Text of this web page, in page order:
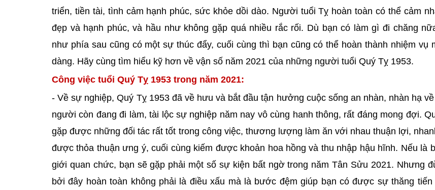
triển, tiền tài, tình cảm hạnh phúc, sức khỏe dồi dào. Người tuổi Tỵ hoàn toàn có thể cảm
đẹp và hạnh phúc, và hầu như không gặp quá nhiều rắc rối. Dù bạn có làm gì đi chăng
như phía sau cũng có một sự thúc đẩy, cuối cùng thì bạn cũng có thể hoàn thành nhiệm vụ
dàng. Hãy cùng tìm hiểu kỹ hơn về vận số năm 2021 của những người tuổi Quý Tỵ 1953.
Công việc tuổi Quý Tỵ 1953 trong năm 2021:
- Về sự nghiệp, Quý Tỵ 1953 đã về hưu và bắt đầu tận hưởng cuộc sống an nhàn, nhàn hạ
người còn đang đi làm, tài lộc sự nghiệp năm nay vô cùng hanh thông, rất đáng mong đợi.
gặp được những đối tác rất tốt trong công việc, thương lượng làm ăn với nhau thuận lợi,
được thỏa thuận ưng ý, cuối cùng kiếm được khoản hoa hồng và thu nhập hậu hĩnh. Nếu là
giới quan chức, bạn sẽ gặp phải một số sự kiện bất ngờ trong năm Tân Sửu 2021. Nhưng
bởi đây hoàn toàn không phải là điều xấu mà là bước đệm giúp bạn có được sự thăng